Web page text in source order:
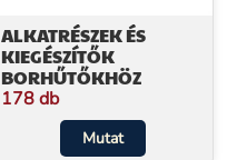
ALKATRÉSZEK ÉS
KIEGÉSZÍTŐK
BORHŰTŐKHÖZ
178 db
Mutat